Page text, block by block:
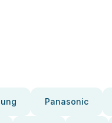
Panasonic